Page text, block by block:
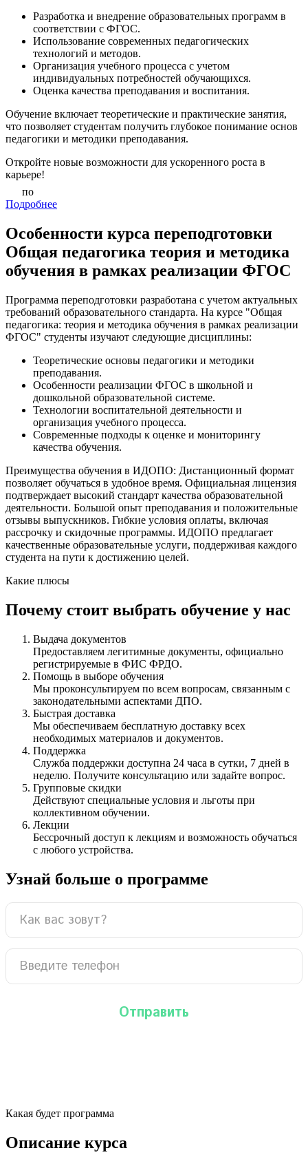
Разработка и внедрение образовательных программ в
соответствии с ФГОС.
Использование современных педагогических
технологий и методов.
Организация учебного процесса с учетом
индивидуальных потребностей обучающихся.
Оценка качества преподавания и воспитания.
Обучение включает теоретические и практические занятия,
что позволяет студентам получить глубокое понимание основ
педагогики и методики преподавания.
Откройте новые возможности для ускоренного роста в
карьере!
по
Подробнее
Особенности курса переподготовки
Общая педагогика теория и методика
обучения в рамках реализации ФГОС
Программа переподготовки разработана с учетом актуальных
требований образовательного стандарта. На курсе "Общая
педагогика: теория и методика обучения в рамках реализации
ФГОС" студенты изучают следующие дисциплины:
Теоретические основы педагогики и методики
преподавания.
Особенности реализации ФГОС в школьной и
дошкольной образовательной системе.
Технологии воспитательной деятельности и
организация учебного процесса.
Современные подходы к оценке и мониторингу
качества обучения.
Преимущества обучения в ИДОПО: Дистанционный формат
позволяет обучаться в удобное время. Официальная лицензия
подтверждает высокий стандарт качества образовательной
деятельности. Большой опыт преподавания и положительные
отзывы выпускников. Гибкие условия оплаты, включая
рассрочку и скидочные программы. ИДОПО предлагает
качественные образовательные услуги, поддерживая каждого
студента на пути к достижению целей.
Какие плюсы
Почему стоит выбрать обучение у нас
Выдача документов
Предоставляем легитимные документы, официально
регистрируемые в ФИС ФРДО.
Помощь в выборе обучения
Мы проконсультируем по всем вопросам, связанным с
законодательными аспектами ДПО.
Быстрая доставка
Мы обеспечиваем бесплатную доставку всех
необходимых материалов и документов.
Поддержка
Служба поддержки доступна 24 часа в сутки, 7 дней в
неделю. Получите консультацию или задайте вопрос.
Групповые скидки
Действуют специальные условия и льготы при
коллективном обучении.
Лекции
Бессрочный доступ к лекциям и возможность обучаться
с любого устройства.
Узнай больше о программе
Какая будет программа
Описание курса